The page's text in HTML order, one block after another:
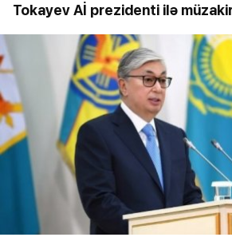
Tokayev Aİ prezidenti ilə